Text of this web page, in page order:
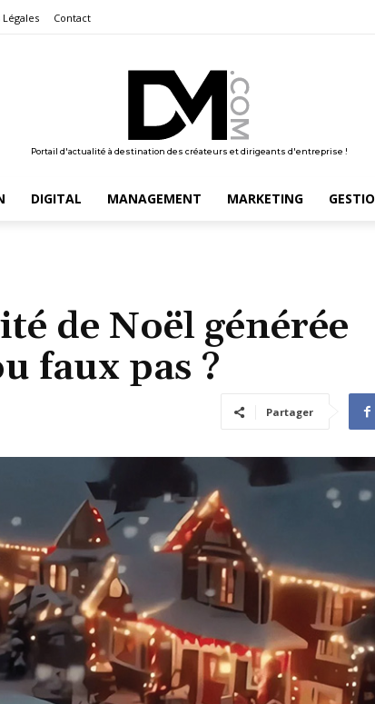
Contact
Portail d'actualité à destination des créateurs et dirigeants d'entreprise !
DIGITAL MANAGEMENT MARKETING
de Noël générée
faux pas ?
Partager